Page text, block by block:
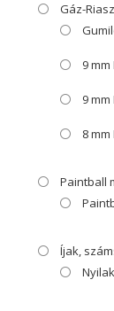
Gáz-
9
9
8
Paintball
Íjak,